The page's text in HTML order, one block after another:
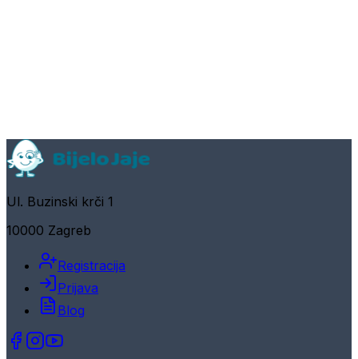
Ul. Buzinski krči 1
10000 Zagreb
Registracija
Prijava
Blog